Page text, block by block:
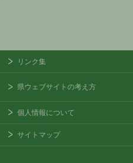
リンク集
県ウェブサイトの考え方
個人情報について
サイトマップ